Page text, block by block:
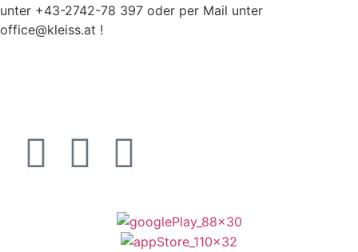
unter +43-2742-78 397 oder per Mail unter
office@kleiss.at !